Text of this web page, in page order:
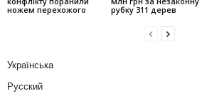
ножем перехожого
рубку 311 дерев
Українська
Русский